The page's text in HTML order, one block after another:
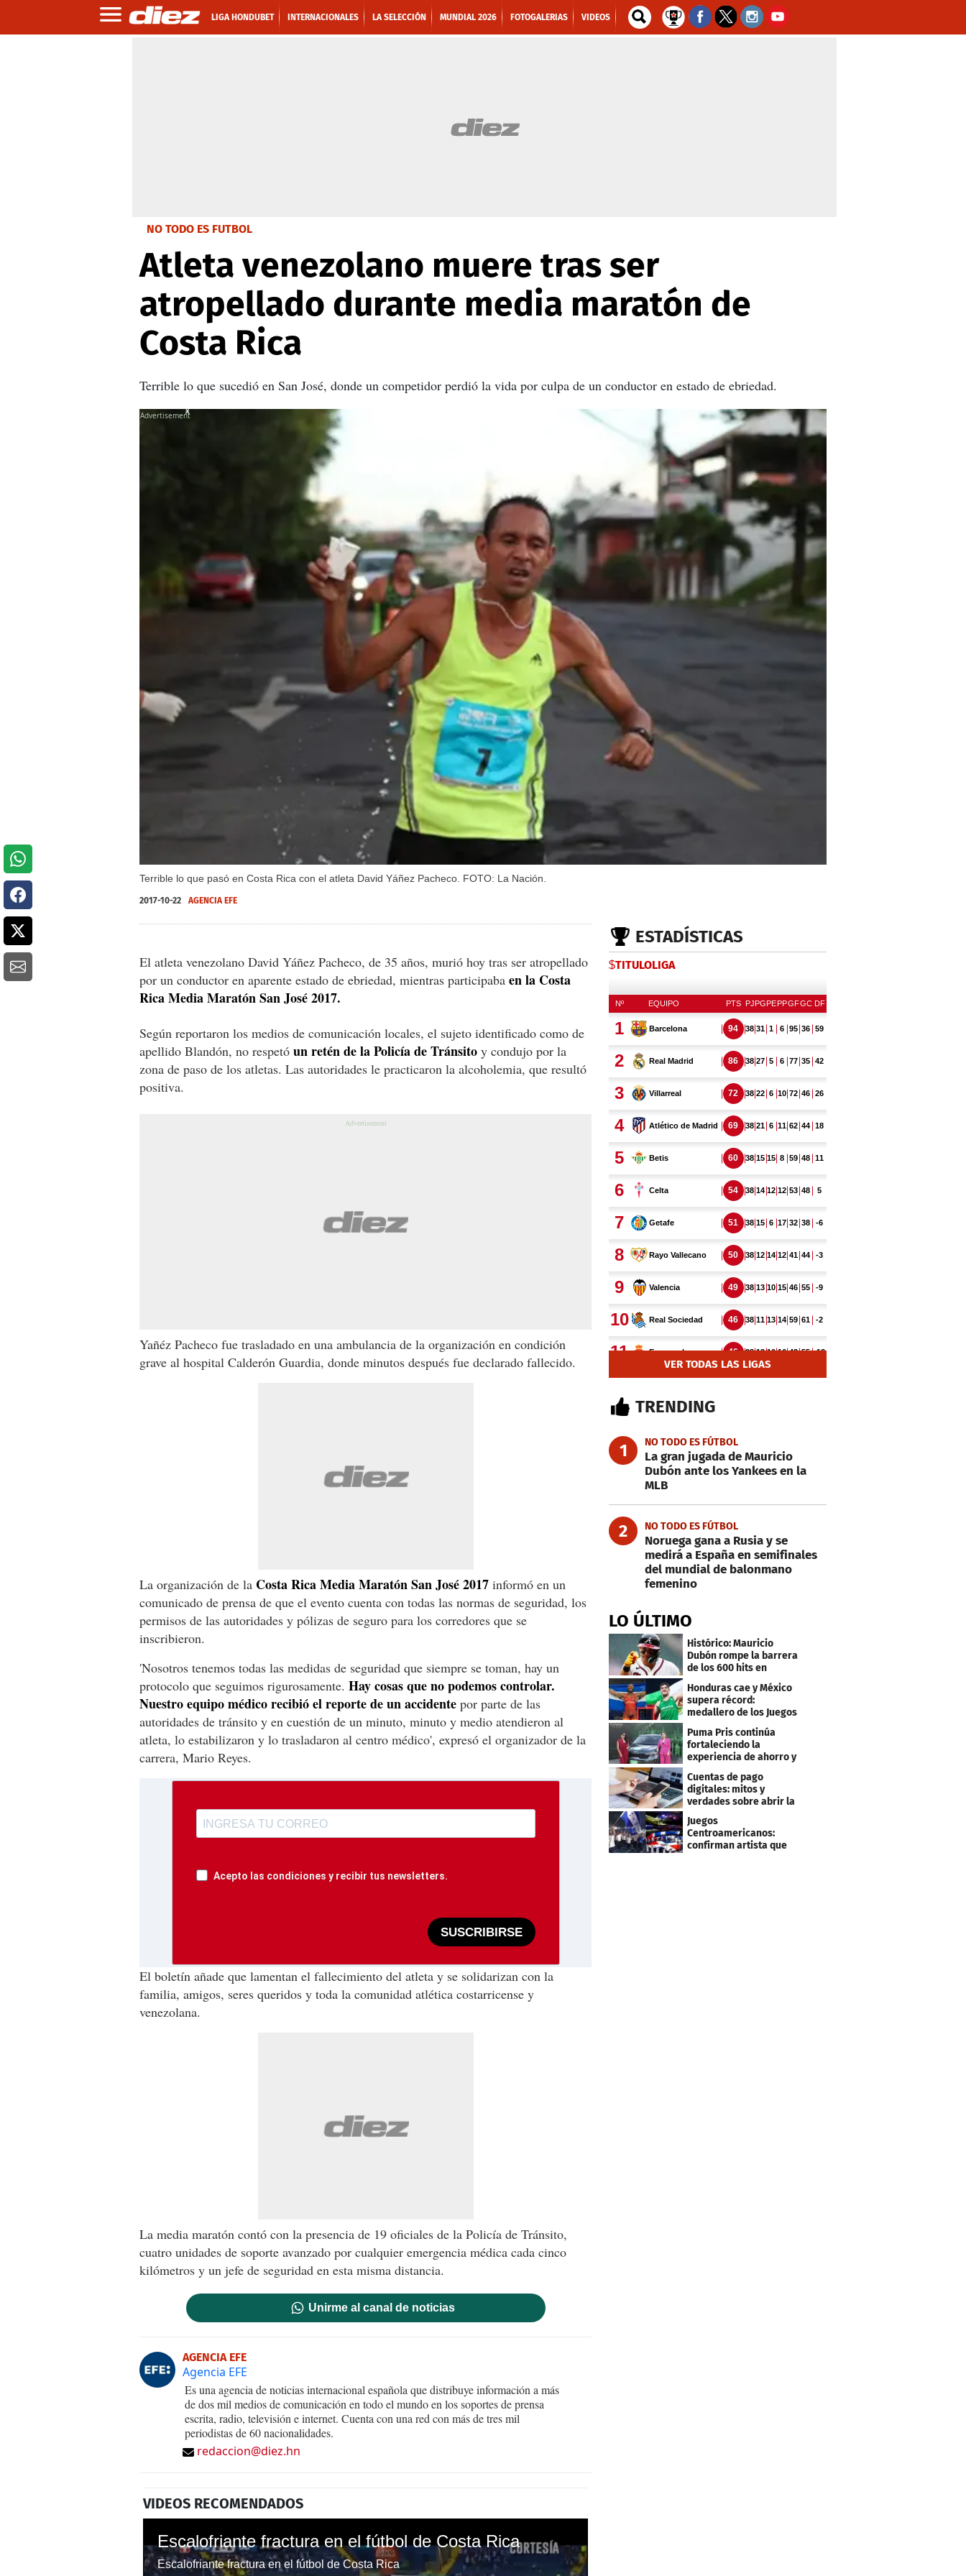
LIGA HONDUBET INTERNACIONALES LA SELECCIÓN MUNDIAL 2026 FOTOGALERIAS VIDEOS
NO TODO ES FUTBOL
Atleta venezolano muere tras ser
atropellado durante media maratón de
Costa Rica
Terrible lo que sucedió en San José, donde un competidor perdió la vida por culpa de un conductor en estado de ebriedad.
Terrible lo que pasó en Costa Rica con el atleta David Yáñez Pacheco. FOTO: La Nación.
X
2017-10-22 AGENCIA EFE
El atleta venezolano David Yáñez Pacheco, de 35 años, murió hoy tras ser atropellado
por un conductor en aparente estado de ebriedad, mientras participaba en la Costa
Rica Media Maratón San José 2017.
Según reportaron los medios de comunicación locales, el sujeto identificado como de
apellido Blandón, no respetó un retén de la Policía de Tránsito y condujo por la
zona de paso de los atletas. Las autoridades le practicaron la alcoholemia, que resultó
positiva.
Yañéz Pacheco fue trasladado en una ambulancia de la organización en condición
grave al hospital Calderón Guardia, donde minutos después fue declarado fallecido.
La organización de la Costa Rica Media Maratón San José 2017 informó en un
comunicado de prensa de que el evento cuenta con todas las normas de seguridad, los
permisos de las autoridades y pólizas de seguro para los corredores que se
inscribieron.
'Nosotros tenemos todas las medidas de seguridad que siempre se toman, hay un
protocolo que seguimos rigurosamente. Hay cosas que no podemos controlar.
Nuestro equipo médico recibió el reporte de un accidente por parte de las
autoridades de tránsito y en cuestión de un minuto, minuto y medio atendieron al
atleta, lo estabilizaron y lo trasladaron al centro médico', expresó el organizador de la
carrera, Mario Reyes.
Acepto las condiciones y recibir tus newsletters.
SUSCRIBIRSE
El boletín añade que lamentan el fallecimiento del atleta y se solidarizan con la
familia, amigos, seres queridos y toda la comunidad atlética costarricense y
venezolana.
La media maratón contó con la presencia de 19 oficiales de la Policía de Tránsito,
cuatro unidades de soporte avanzado por cualquier emergencia médica cada cinco
kilómetros y un jefe de seguridad en esta misma distancia.
Unirme al canal de noticias
AGENCIA EFE
Agencia EFE
Es una agencia de noticias internacional española que distribuye información a más
de dos mil medios de comunicación en todo el mundo en los soportes de prensa
escrita, radio, televisión e internet. Cuenta con una red con más de tres mil
periodistas de 60 nacionalidades.
redaccion@diez.hn
VIDEOS RECOMENDADOS
Escalofriante fractura en el fútbol de Costa Rica
Escalofriante fractura en el fútbol de Costa Rica
ESTADÍSTICAS
$TITULOLIGA
VER TODAS LAS LIGAS
TRENDING
1 NO TODO ES FÚTBOL
La gran jugada de Mauricio
Dubón ante los Yankees en la
MLB
2 NO TODO ES FÚTBOL
Noruega gana a Rusia y se
medirá a España en semifinales
del mundial de balonmano
femenino
LO ÚLTIMO
Histórico: Mauricio
Dubón rompe la barrera
de los 600 hits en
Honduras cae y México
supera récord:
medallero de los Juegos
Centroamericanos
Puma Pris continúa
fortaleciendo la
experiencia de ahorro y
clientes
Cuentas de pago
digitales: mitos y
verdades sobre abrir la
Juegos
Centroamericanos:
confirman artista que